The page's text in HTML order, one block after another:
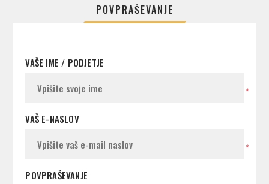
POVPRAŠEVANJE
VAŠE IME / PODJETJE
*
VAŠ E-NASLOV
*
POVPRAŠEVANJE